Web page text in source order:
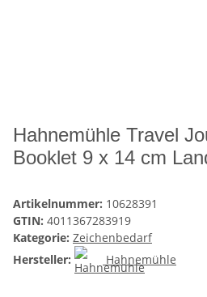
Hahnemühle Travel
Booklet 9 x 14 cm
Artikelnummer: 10628391
GTIN: 4011367283919
Kategorie: Zeichenbedarf
Hersteller:
Hahnemühle